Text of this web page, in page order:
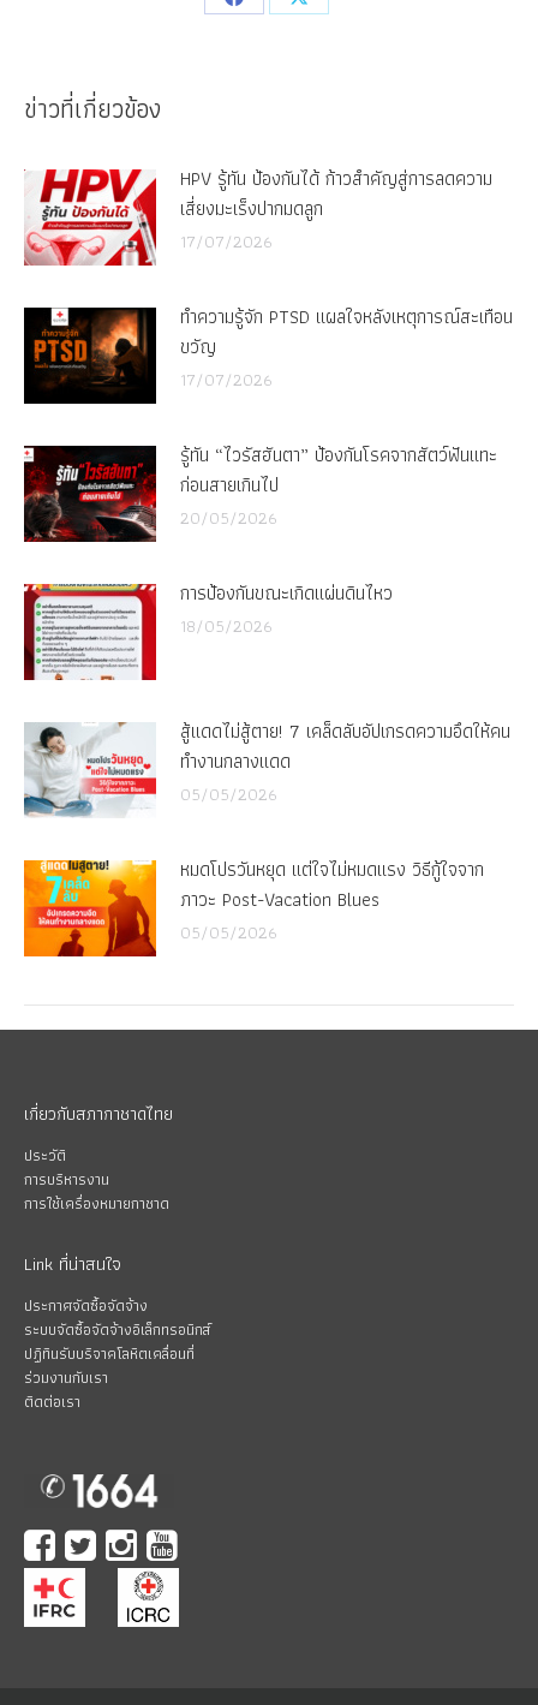
Share
Share
ข่าวที่เกี่ยวข้อง
HPV รู้ทัน ป้องกันได้ ก้าวสำคัญสู่การลดความ
เสี่ยงมะเร็งปากมดลูก
17/07/2026
ทำความรู้จัก PTSD แผลใจหลังเหตุการณ์สะเทือน
ขวัญ
17/07/2026
รู้ทัน “ไวรัสฮันตา” ป้องกันโรคจากสัตว์ฟันแทะ
ก่อนสายเกินไป
20/05/2026
การป้องกันขณะเกิดแผ่นดินไหว
18/05/2026
สู้แดดไม่สู้ตาย! 7 เคล็ดลับอัปเกรดความอึดให้คน
ทำงานกลางแดด
05/05/2026
หมดโปรวันหยุด แต่ใจไม่หมดแรง วิธีกู้ใจจาก
ภาวะ Post-Vacation Blues
05/05/2026
เกี่ยวกับสภากาชาดไทย
ประวัติ
การบริหารงาน
การใช้เครื่องหมายกาชาด
Link ที่น่าสนใจ
ประกาศจัดซื้อจัดจ้าง
ระบบจัดซื้อจัดจ้างอิเล็กทรอนิกส์
ปฏิทินรับบริจาคโลหิตเคลื่อนที่
ร่วมงานกับเรา
ติดต่อเรา